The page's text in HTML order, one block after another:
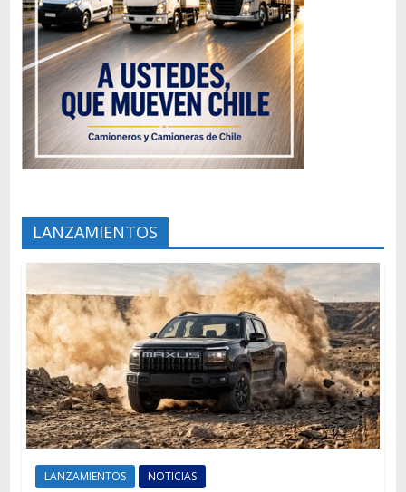
LANZAMIENTOS
LANZAMIENTOS NOTICIAS